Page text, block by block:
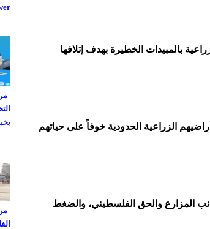
بالمبيدات الخطيرة بهدف إتلافها
الزراعية الحدودية خوفاً على حياتهم
المزارع والحق الفلسطيني، والضغط